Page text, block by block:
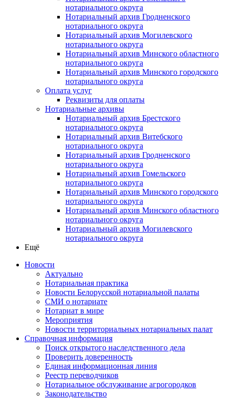
нотариального округа
Нотариальный архив Гродненского
нотариального округа
Нотариальный архив Могилевского
нотариального округа
Нотариальный архив Минского областного
нотариального округа
Нотариальный архив Минского городского
нотариального округа
Оплата услуг
Реквизиты для оплаты
Нотариальные архивы
Нотариальный архив Брестского
нотариального округа
Нотариальный архив Витебского
нотариального округа
Нотариальный архив Гродненского
нотариального округа
Нотариальный архив Гомельского
нотариального округа
Нотариальный архив Минского городского
нотариального округа
Нотариальный архив Минского областного
нотариального округа
Нотариальный архив Могилевского
нотариального округа
Ещё
Новости
Актуально
Нотариальная практика
Новости Белорусской нотариальной палаты
СМИ о нотариате
Нотариат в мире
Мероприятия
Новости территориальных нотариальных палат
Справочная информация
Поиск открытого наследственного дела
Проверить доверенность
Единая информационная линия
Реестр переводчиков
Нотариальное обслуживание агрогородков
Законодательство